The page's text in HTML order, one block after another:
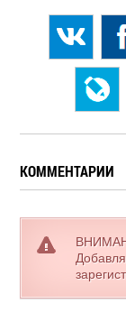
КОММЕНТАРИИ